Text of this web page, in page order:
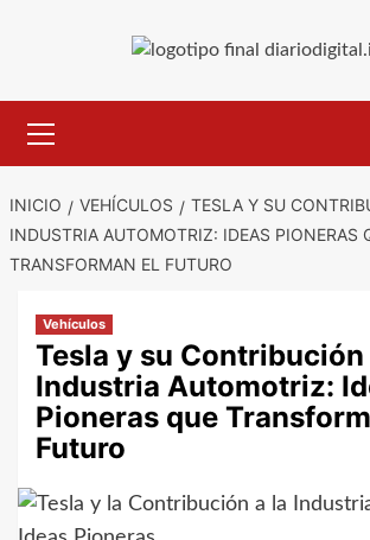
primario
INICIO VEHÍCULOS
TESLA Y SU
INDUSTRIA AUTOMOTRIZ: IDEAS PIONERAS
TRANSFORMAN EL FUTURO
Vehículos
Tesla y su Contribución
Industria Automotriz:
Pioneras que
Futuro